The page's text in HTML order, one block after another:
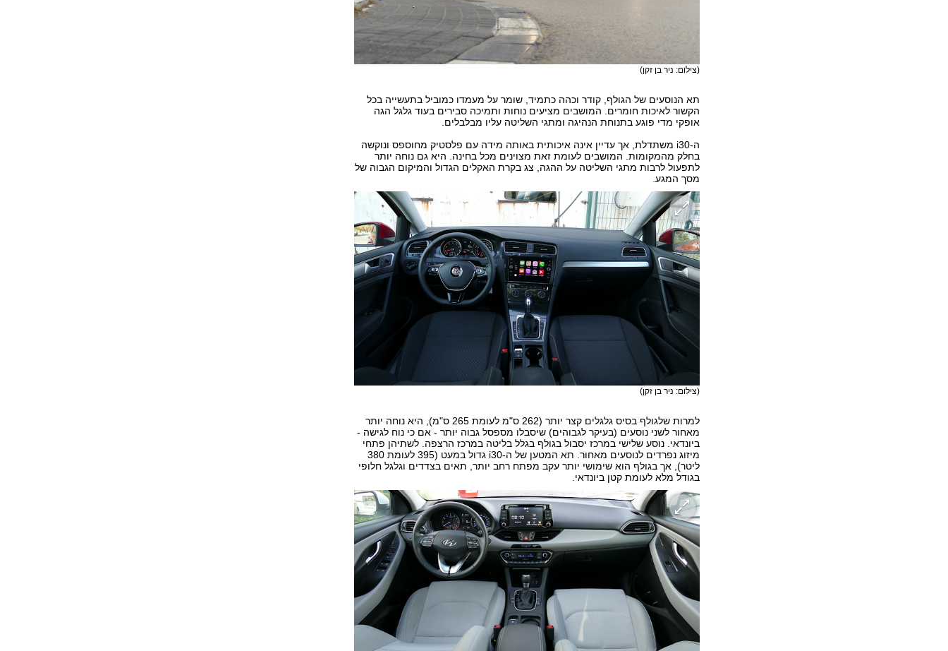
(צילום: ניר בן זקן)
תא הנוסעים של הגולף, קודר וכהה כתמיד, שומר על מעמדו כמוביל בתעשייה בכל
הקשור לאיכות חומרים. המושבים מציעים נוחות ותמיכה סבירים בעוד גלגל הגה
אופקי מדי פוגע בתנוחת הנהיגה ומתגי השליטה עליו מבלבלים.
ה-i30 משתדלת, אך עדיין אינה איכותית באותה מידה עם פלסטיק מחוספס ונוקשה
בחלק מהמקומות. המושבים לעומת זאת מצוינים מכל בחינה. היא גם נוחה יותר
לתפעול לרבות מתגי השליטה על ההגה, צג בקרת האקלים הגדול והמיקום הגבוה של
מסך המגע.
(צילום: ניר בן זקן)
למרות שלגולף בסיס גלגלים קצר יותר (262 ס"מ לעומת 265 ס"מ), היא נוחה יותר
מאחור לשני נוסעים (בעיקר לגבוהים) שיסבלו מספסל גבוה יותר - אם כי נוח לגישה -
ביונדאי. נוסע שלישי במרכז יסבול בגולף בגלל בליטה במרכז הרצפה. לשתיהן פתחי
מיזוג נפרדים לנוסעים מאחור. תא המטען של ה-i30 גדול במעט (395 לעומת 380
ליטר), אך בגולף הוא שימושי יותר עקב מפתח רחב יותר, תאים בצדדים וגלגל חלופי
בגודל מלא לעומת קטן ביונדאי.